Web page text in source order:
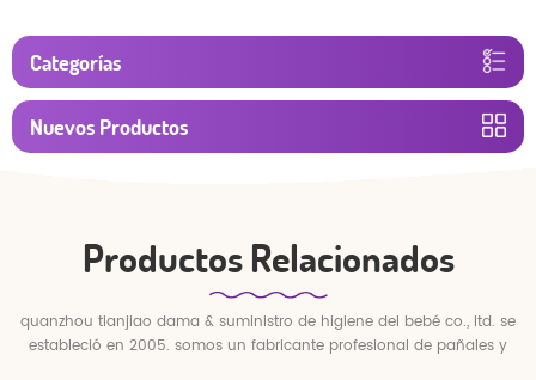
Categorías
Nuevos Productos
Productos Relacionados
quanzhou tianjiao dama & suministro de higiene del bebé co., ltd. se
estableció en 2005. somos un fabricante profesional de pañales y